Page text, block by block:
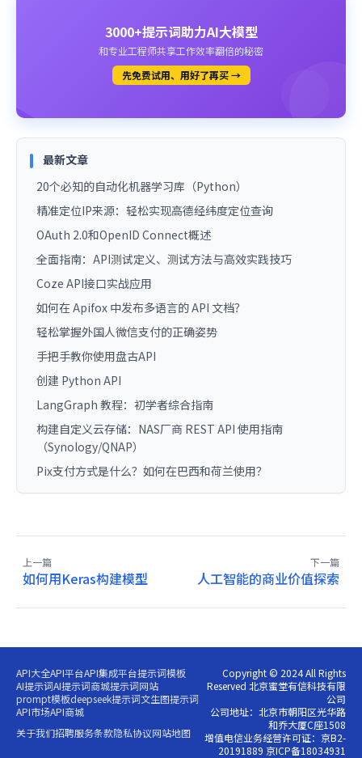
3000+提示词助力AI大模型
和专业工程师共享工作效率翻倍的秘密
先免费试用、用好了再买 →
最新文章
20个必知的自动化机器学习库（Python）
精准定位IP来源：轻松实现高德经纬度定位查询
OAuth 2.0和OpenID Connect概述
全面指南：API测试定义、测试方法与高效实践技巧
Coze API接口实战应用
如何在 Apifox 中发布多语言的 API 文档？
轻松掌握外国人微信支付的正确姿势
手把手教你使用盘古API
创建 Python API
LangGraph 教程：初学者综合指南
构建自定义云存储：NAS厂商 REST API 使用指南
（Synology/QNAP）
Pix支付方式是什么？如何在巴西和荷兰使用？
上一篇
如何用Keras构建模型
下一篇
人工智能的商业价值探索
API大全API平台API集成平台提示词模板
AI提示词AI提示词商城提示词网站
prompt模板deepseek提示词文生图提示词
API市场API商城
关于我们招聘服务条款隐私协议网站地图
Copyright © 2024 All Rights
Reserved 北京蜜堂有信科技有限
公司
公司地址：北京市朝阳区光华路
和乔大厦C座1508
增值电信业务经营许可证：京B2-
20191889 京ICP备18034931